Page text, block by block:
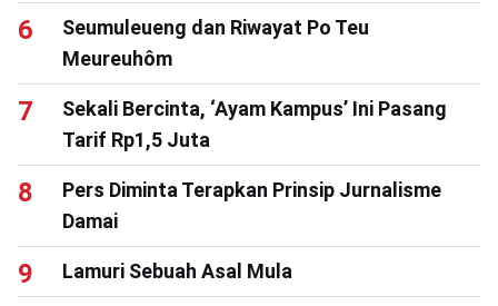
Seumuleueng dan Riwayat Po Teu
Meureuhôm
Sekali Bercinta, ‘Ayam Kampus’ Ini Pasang
Tarif Rp1,5 Juta
Pers Diminta Terapkan Prinsip Jurnalisme
Damai
Lamuri Sebuah Asal Mula